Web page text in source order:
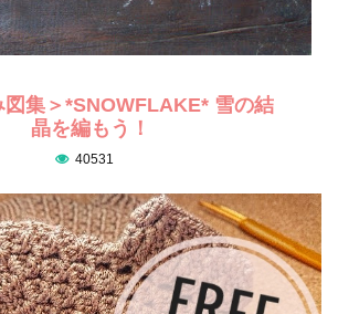
図集＞*SNOWFLAKE* 雪の結
晶を編もう！
40531